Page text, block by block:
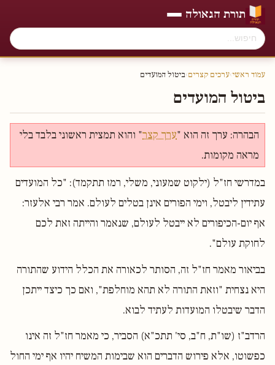
תורת הגאולה
עמוד ראשי›ערכים קצרים›ביטול המועדים
ביטול המועדים
הבהרה: ערך זה הוא "ערך קצר" והוא תמצית ראשוני בלבד בלי
מראה מקומות.
במדרשי חז"ל (ילקוט שמעוני, משלי, רמז תתקמד): "כל המועדים
עתידין ליבטל, וימי הפורים אינן בטלים לעולם. אמר רבי אלעזר:
אף יום-הכיפורים לא ייבטל לעולם, שנאמר והייתה זאת לכם
לחוקת עולם".
בביאור מאמר חז"ל זה, הסותר לכאורה את הכלל הידוע שהתורה
היא נצחית "וזאת התורה לא תהא מוחלפת", ואם כך כיצד ייתכן
הדבר שיבטלו המועדות לעתיד לבוא.
הרדב"ז (שו"ת, ח"ב, סי' תתכ"א) הסביר, כי מאמר חז"ל זה אינו
כפשוטו, אלא פירוש הדברים הוא שבימות המשיח יהיו אף ימי החול